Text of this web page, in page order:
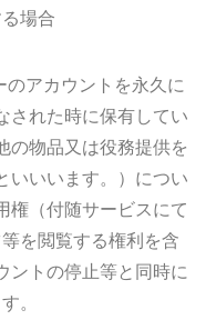
場合
アカウントを永久に
された時に保有してい
の物品又は役務提供を
いいいます。）につい
権（付随サービスにて
を閲覧する権利を含
ントの停止等と同時に
。